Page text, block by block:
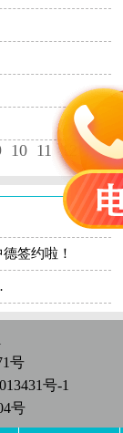
10 11 12
签约啦！
号
号-1
号